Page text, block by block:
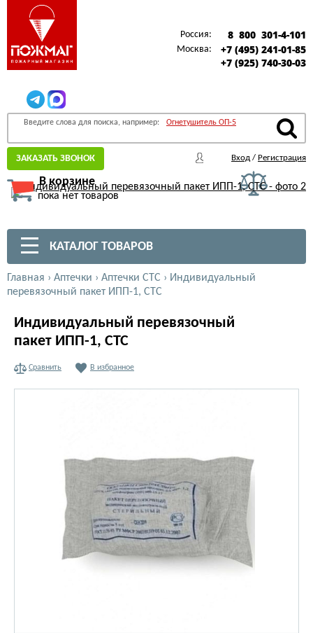
Россия: 8 800 301-4-101
Москва:
+7 (495) 241-01-85
+7 (925) 740-30-03
Введите слова для поиска, например: Огнетушитель ОП-5
ЗАКАЗАТЬ ЗВОНОК Вход / Регистрация
В корзине
пока нет товаров
КАТАЛОГ ТОВАРОВ
Главная › Аптечки › Аптечки СТС › Индивидуальный
перевязочный пакет ИПП-1, СТС
Индивидуальный перевязочный
пакет ИПП-1, СТС
Сравнить В избранное